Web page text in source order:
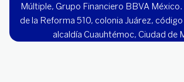
Múltiple, Grupo Financiero BBVA México.
de la Reforma 510, colonia Juárez,
alcaldía Cuauhtémoc, Ciudad de